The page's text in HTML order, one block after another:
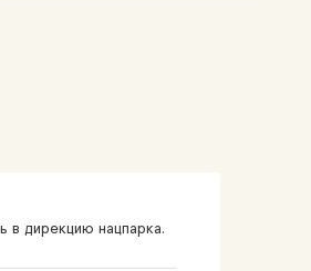
в дирекцию нацпарка.